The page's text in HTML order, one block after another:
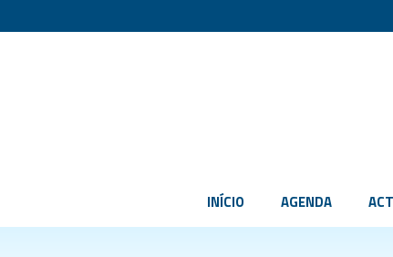
INÍCIO AGENDA